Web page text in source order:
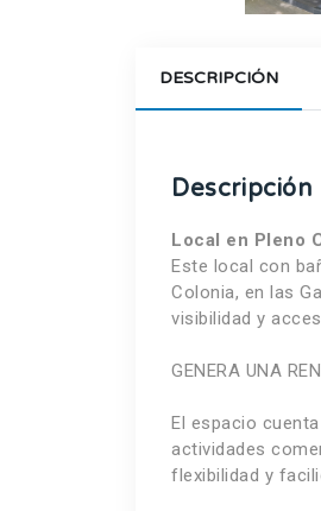
DESCRIPCIÓN
Descripción
Local en Pleno
Este local con
Colonia, en las
visibilidad y
GENERA UNA
El espacio
actividades
flexibilidad y